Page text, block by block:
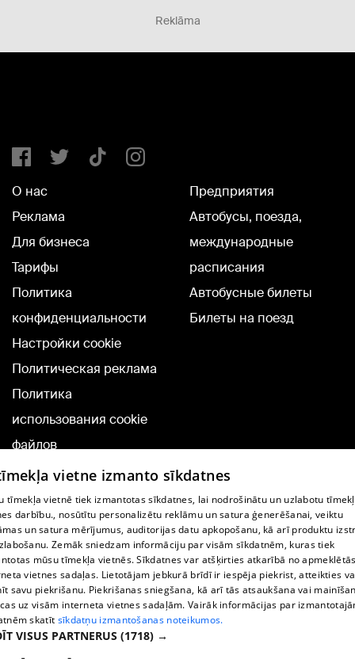
Reklāma
О нас
Реклама
Для бизнеса
Тарифы
Политика
конфиденциальности
Настройки cookie
Политическая реклама
Политика
использования cookie
файлов
Добавление
комментариев
Предприятия
Автобусы, поезда,
международные
расписания
Автобусные билеты
Билеты на поезд
TВ-программа
Условия договора
360 Ziņu kontakti
Helio Media
Служба помощи портала: э-почта -
vietne izmanto sīkdatnes
tīmekļa vietnē tiek izmantotas sīkdatnes, lai nodrošinātu un uzlabotu
darbību., nosūtītu personalizētu reklāmu un satura ģenerēšanai, veiktu
un satura mērījumus, auditorijas datu apkopošanu, kā arī produktu
Zemāk sniedzam informāciju par visām sīkdatnēm, kuras tiek
mūsu tīmekļa vietnēs. Sīkdatnes var atšķirties atkarībā no
vietnes sadaļas. Lietotājam jebkurā brīdī ir iespēja piekrist, atteikties
savu piekrišanu. Piekrišanas sniegšana, kā arī tās atsaukšana vai
uz visām interneta vietnes sadaļām. Vairāk informācijas par
skatīt sīkdatņu izmantošanas noteikumos.
VISUS PARTNERUS (1718) →